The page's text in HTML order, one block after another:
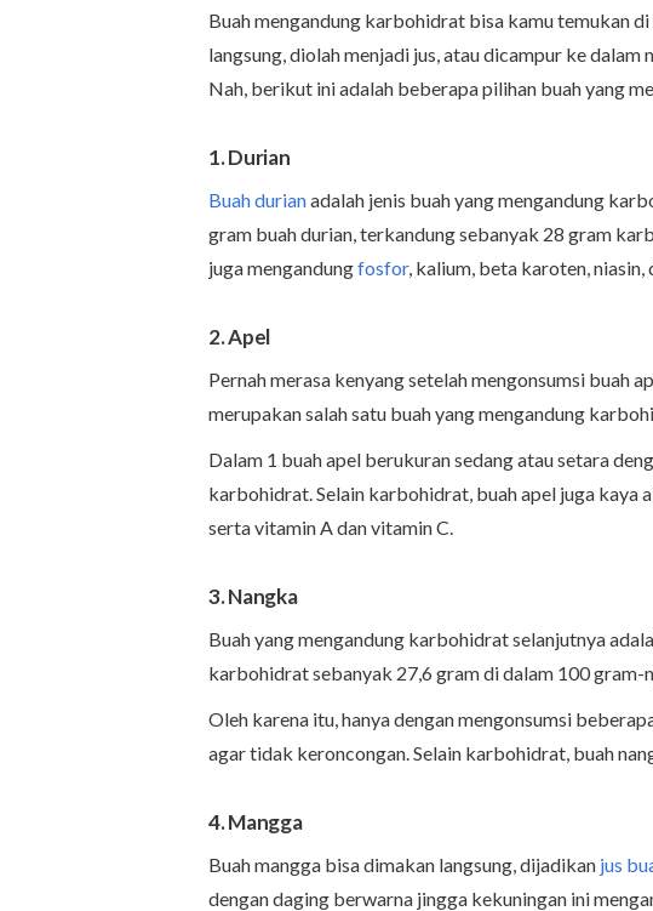
Buah mengandung karbohidrat bisa kamu temukan
langsung, diolah menjadi jus, atau dicampur ke dalam
Nah, berikut ini adalah beberapa pilihan buah yang
1. Durian
Buah durianadalah jenis buah yang mengandung
gram buah durian, terkandung sebanyak 28 gram
juga mengandungfosfor, kalium, beta karoten,
2. Apel
Pernah merasa kenyang setelah mengonsumsi buah
merupakan salah satu buah yang mengandung
Dalam 1 buah apel berukuran sedang atau setara
karbohidrat. Selain karbohidrat, buah apel juga kaya
serta vitamin A dan vitamin C.
3. Nangka
Buah yang mengandung karbohidrat selanjutnya
karbohidrat sebanyak 27,6 gram di dalam 100 gram-
Oleh karena itu, hanya dengan mengonsumsi
agar tidak keroncongan. Selain karbohidrat, buah
4. Mangga
Buah mangga bisa dimakan langsung, dijadikan jus
dengan daging berwarna jingga kekuningan ini